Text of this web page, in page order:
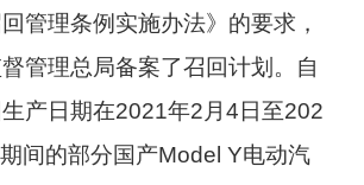
管理条例实施办法》的要求，
管理总局备案了召回计划。自
产日期在2021年2月4日至202
间的部分国产Model Y电动汽